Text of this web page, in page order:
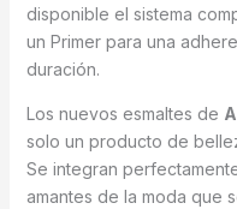
disponible el sistema
un Primer para una
duración.
Los nuevos esmaltes de
solo un producto de
Se integran
amantes de la moda que